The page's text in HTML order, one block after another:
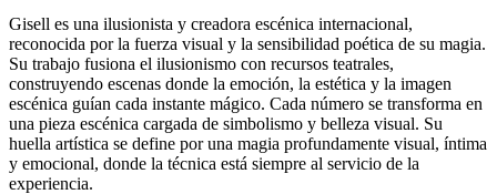
Gisell es una ilusionista y creadora escénica internacional,
reconocida por la fuerza visual y la sensibilidad poética de su magia.
Su trabajo fusiona el ilusionismo con recursos teatrales,
construyendo escenas donde la emoción, la estética y la imagen
escénica guían cada instante mágico. Cada número se transforma en
una pieza escénica cargada de simbolismo y belleza visual. Su
huella artística se define por una magia profundamente visual, íntima
y emocional, donde la técnica está siempre al servicio de la
experiencia.